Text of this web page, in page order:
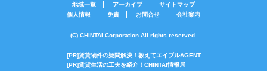
地域一覧 アーカイブ
サイトマップ
個人情報
免責 お問合せ 会社案内
(C) CHINTAI Corporation All rights reserved.
[PR]賃貸物件の疑問解決！教えてエイブルAGENT
[PR]賃貸生活の工夫を紹介！CHINTAI情報局